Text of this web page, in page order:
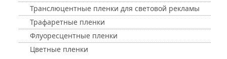
Транслюцентные пленки для световой рекламы
Трафаретные пленки
Флуоресцентные пленки
Цветные пленки